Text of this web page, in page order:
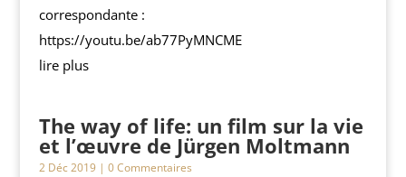
correspondante :
https://youtu.be/ab77PyMNCME
lire plus
The way of life: un film sur la vie
et l’œuvre de Jürgen Moltmann
2 Déc 2019| 0 Commentaires